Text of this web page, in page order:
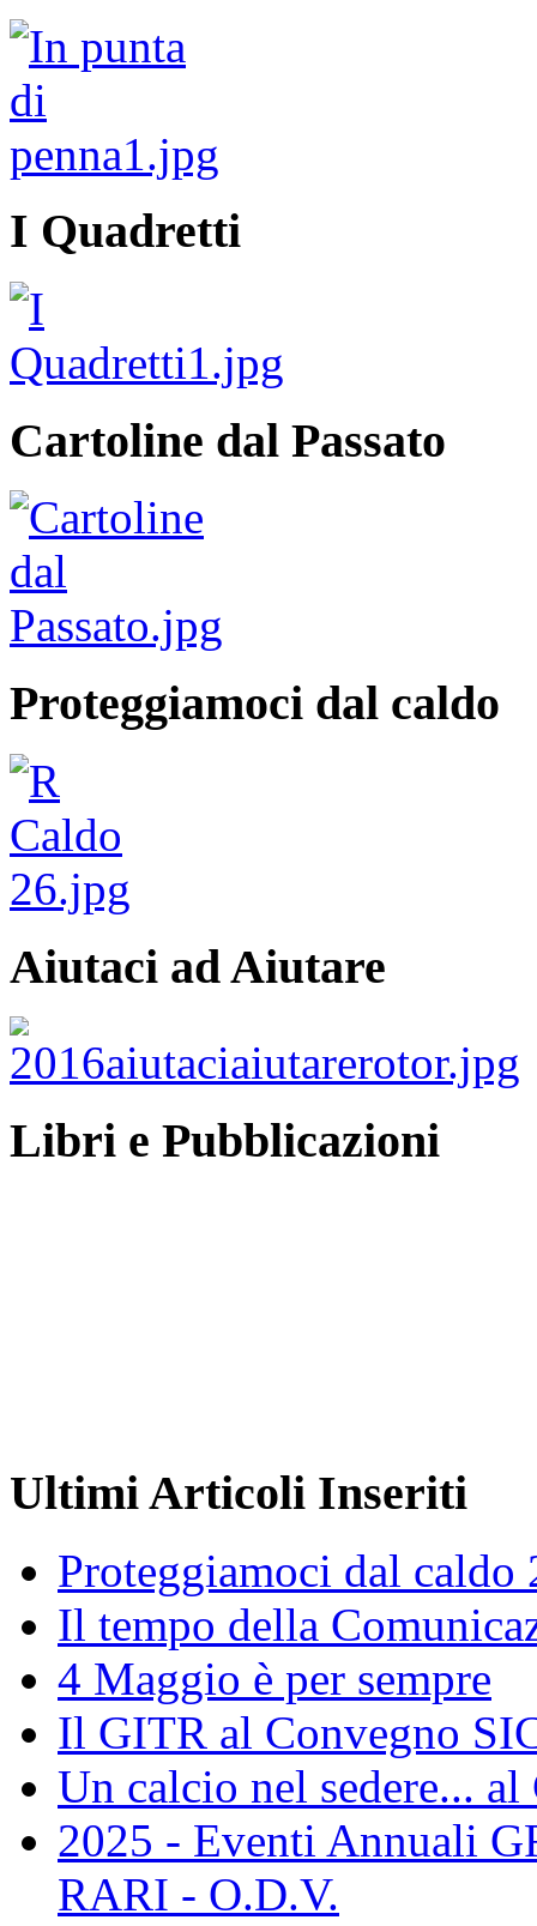
I Quadretti
Cartoline dal Passato
Proteggiamoci dal caldo
Aiutaci ad Aiutare
Libri e Pubblicazioni
Ultimi Articoli Inseriti
Proteggiamoci dal caldo
Il tempo della
4 Maggio è per sempre
Il GITR al Convegno
Un calcio nel sedere...
2025 - Eventi Annuali
RARI - O.D.V.